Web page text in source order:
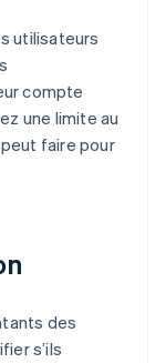
utilisateurs
compte
une limite au
faire pour
des
s’ils